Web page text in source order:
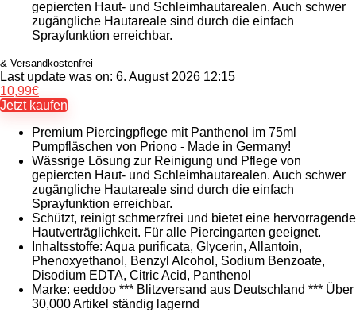
gepiercten Haut- und Schleimhautarealen. Auch schwer
zugängliche Hautareale sind durch die einfach
Sprayfunktion erreichbar.
& Versandkostenfrei
Last update was on: 6. August 2026 12:15
10,99€
Jetzt kaufen
Premium Piercingpflege mit Panthenol im 75ml
Pumpfläschen von Priono - Made in Germany!
Wässrige Lösung zur Reinigung und Pflege von
gepiercten Haut- und Schleimhautarealen. Auch schwer
zugängliche Hautareale sind durch die einfach
Sprayfunktion erreichbar.
Schützt, reinigt schmerzfrei und bietet eine hervorragende
Hautverträglichkeit. Für alle Piercingarten geeignet.
Inhaltsstoffe: Aqua purificata, Glycerin, Allantoin,
Phenoxyethanol, Benzyl Alcohol, Sodium Benzoate,
Disodium EDTA, Citric Acid, Panthenol
Marke: eeddoo *** Blitzversand aus Deutschland *** Über
30,000 Artikel ständig lagernd